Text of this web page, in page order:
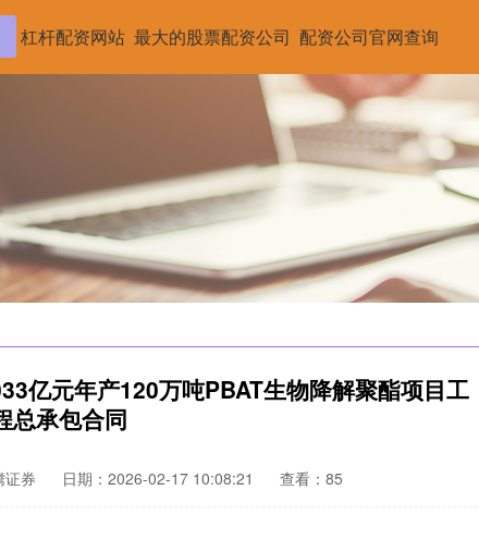
杠杆配资网站 最大的股票配资公司 配资公司官网查询
亿元年产120万吨PBAT生物降解聚酯项目工
总承包合同
证券 日期：2026-02-17 10:08:21 查看：85